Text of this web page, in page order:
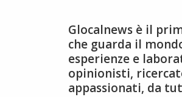
Glocalnews è il
che guarda il
esperienze e
opinionisti,
appassionati, da